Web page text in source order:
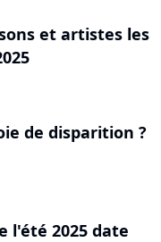
et artistes les
de disparition ?
l'été 2025 date